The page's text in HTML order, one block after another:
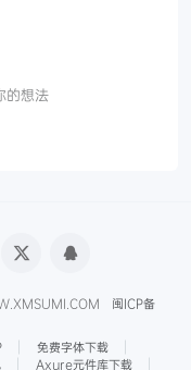
的想法
闽ICP备
免费字体下载
Axure元件库下载